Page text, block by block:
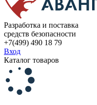
Разработка и поставка
средств безопасности
+7(499) 490 18 79
Вход
Каталог товаров